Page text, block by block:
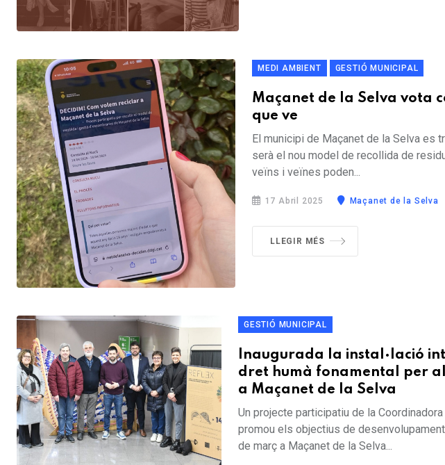
MEDI AMBIENT GESTIÓ MUNICIPAL
Maçanet de la Selva vota
que ve
El municipi de Maçanet de la Selva es
serà el nou model de recollida de
veïns i veïnes poden...
17 Abril 2025 Maçanet de la Selva
LLEGIR MÉS
GESTIÓ MUNICIPAL
Inaugurada la instal·lació
dret humà fonamental per
a Maçanet de la Selva
Un projecte participatiu de la
promou els objectius de
de març a Maçanet de la Selva...